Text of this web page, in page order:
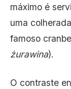
máximo é
uma
famoso
żurawina).
O contraste